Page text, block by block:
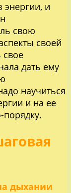
энергии, и
свою
своей
свое
дать ему
научиться
и на ее
порядку.
дыхании